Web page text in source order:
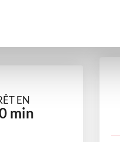
EN
min